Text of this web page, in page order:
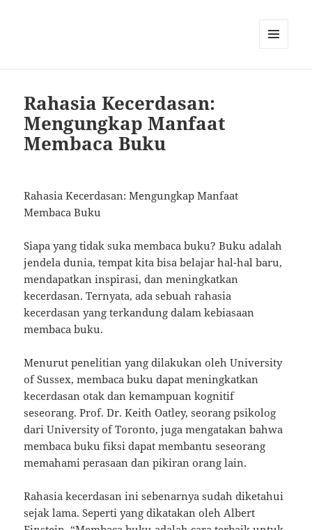
Rahasia Kecerdasan:
Mengungkap Manfaat
Membaca Buku
Rahasia Kecerdasan: Mengungkap Manfaat
Membaca Buku
Siapa yang tidak suka membaca buku? Buku adalah
jendela dunia, tempat kita bisa belajar hal-hal baru,
mendapatkan inspirasi, dan meningkatkan
kecerdasan. Ternyata, ada sebuah rahasia
kecerdasan yang terkandung dalam kebiasaan
membaca buku.
Menurut penelitian yang dilakukan oleh University
of Sussex, membaca buku dapat meningkatkan
kecerdasan otak dan kemampuan kognitif
seseorang. Prof. Dr. Keith Oatley, seorang psikolog
dari University of Toronto, juga mengatakan bahwa
membaca buku fiksi dapat membantu seseorang
memahami perasaan dan pikiran orang lain.
Rahasia kecerdasan ini sebenarnya sudah diketahui
sejak lama. Seperti yang dikatakan oleh Albert